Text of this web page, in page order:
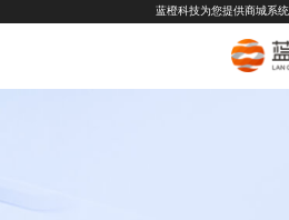
蓝橙科技为您提供商城系